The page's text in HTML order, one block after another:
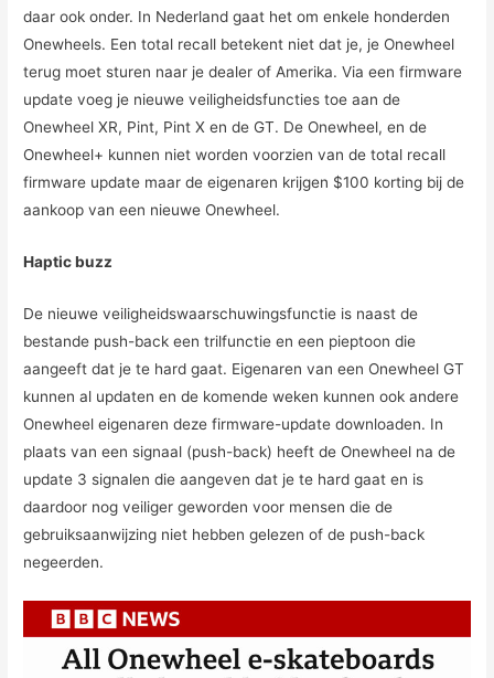
daar ook onder. In Nederland gaat het om enkele honderden
Onewheels. Een total recall betekent niet dat je, je Onewheel
terug moet sturen naar je dealer of Amerika. Via een firmware
update voeg je nieuwe veiligheidsfuncties toe aan de
Onewheel XR, Pint, Pint X en de GT. De Onewheel, en de
Onewheel+ kunnen niet worden voorzien van de total recall
firmware update maar de eigenaren krijgen $100 korting bij de
aankoop van een nieuwe Onewheel.
Haptic buzz
De nieuwe veiligheidswaarschuwingsfunctie is naast de
bestande push-back een trilfunctie en een pieptoon die
aangeeft dat je te hard gaat. Eigenaren van een Onewheel GT
kunnen al updaten en de komende weken kunnen ook andere
Onewheel eigenaren deze firmware-update downloaden. In
plaats van een signaal (push-back) heeft de Onewheel na de
update 3 signalen die aangeven dat je te hard gaat en is
daardoor nog veiliger geworden voor mensen die de
gebruiksaanwijzing niet hebben gelezen of de push-back
negeerden.